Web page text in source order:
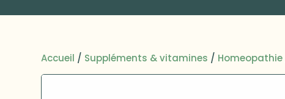
Accueil / Suppléments & vitamines / Homeopathie